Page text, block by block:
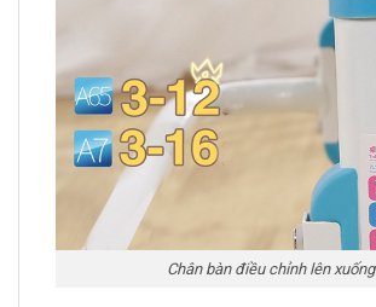
Chân bàn điều chỉnh lên xuống